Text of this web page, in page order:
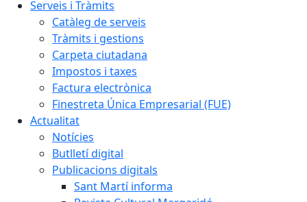
Serveis i Tràmits
Catàleg de serveis
Tràmits i gestions
Carpeta ciutadana
Impostos i taxes
Factura electrònica
Finestreta Única Empresarial (FUE)
Actualitat
Notícies
Butlletí digital
Publicacions digitals
Sant Martí informa